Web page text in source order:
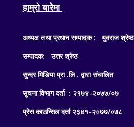
हाम्रो बारेमा
अध्यक्ष तथा प्रधान सम्पादक : युवराज श्रेष्ठ
सम्पादक: उत्तर श्रेष्ठ
सुन्दर मिडिया प्रा .लि . द्वारा संचालित
सुचना विभाग दर्ता : २१७४-२०७७/०७
प्रेस काउन्सिल दर्ता २३४१-२०७७/०७८